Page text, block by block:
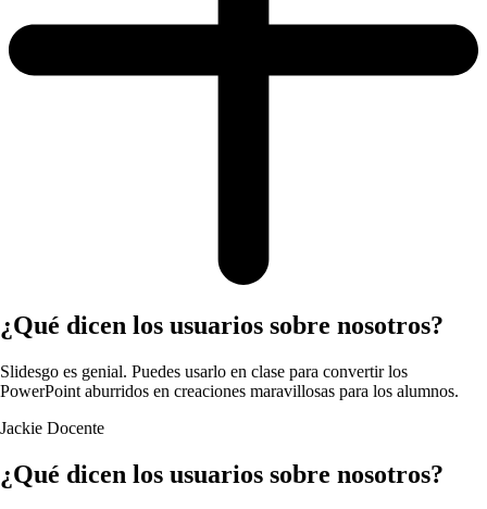
¿Qué dicen los usuarios sobre nosotros?
Slidesgo es genial. Puedes usarlo en clase para convertir los
PowerPoint aburridos en creaciones maravillosas para los alumnos.
Jackie Docente
¿Qué dicen los usuarios sobre nosotros?